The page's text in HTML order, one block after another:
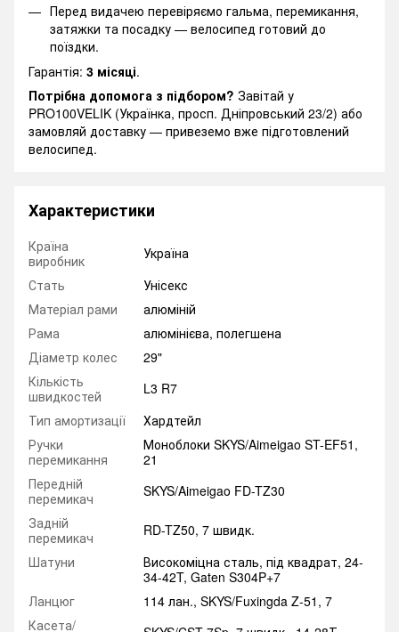
Перед видачею перевіряємо гальма, перемикання,
затяжки та посадку — велосипед готовий до
поїздки.
Гарантія: 3 місяці.
Потрібна допомога з підбором? Завітай у
PRO100VELIK (Українка, просп. Дніпровський 23/2) або
замовляй доставку — привеземо вже підготовлений
велосипед.
Характеристики
Країна
виробник
Україна
Стать
Унісекс
Матеріал рами
алюміній
Рама
алюмінієва, полегшена
Діаметр колес
29"
Кількість
швидкостей
L3 R7
Тип амортизації
Хардтейл
Ручки
перемикання
Моноблоки SKYS/Aimeigao ST-EF51,
21
Передній
перемикач
SKYS/Aimeigao FD-TZ30
Задній
перемикач
RD-TZ50, 7 швидк.
Шатуни
Високоміцна сталь, під квадрат, 24-
34-42T, Gaten S304P+7
Ланцюг
114 лан., SKYS/Fuxingda Z-51, 7
Касета/